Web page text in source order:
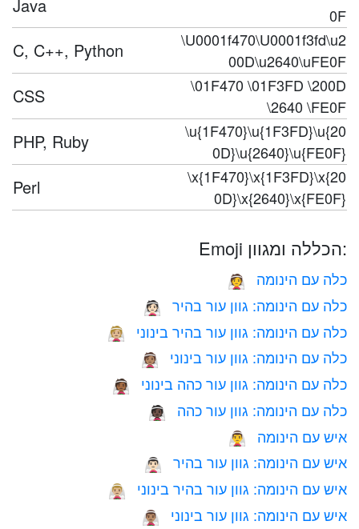
Java
0F
C, C++, Python
\U0001f470\U0001f3fd\u2
00D\u2640\uFE0F
CSS
\01F470 \01F3FD \200D
\2640 \FE0F
PHP, Ruby
\u{1F470}\u{1F3FD}\u{20
0D}\u{2640}\u{FE0F}
Perl
\x{1F470}\x{1F3FD}\x{20
0D}\x{2640}\x{FE0F}
Emoji הכללה ומגוון:
👰 כלה עם הינומה
👰🏻 כלה עם הינומה: גוון עור בהיר
👰🏼 כלה עם הינומה: גוון עור בהיר בינוני
👰🏽 כלה עם הינומה: גוון עור בינוני
👰🏾 כלה עם הינומה: גוון עור כהה בינוני
👰🏿 כלה עם הינומה: גוון עור כהה
👰‍♂️ איש עם הינומה
👰🏻‍♂️ איש עם הינומה: גוון עור בהיר
👰🏼‍♂️ איש עם הינומה: גוון עור בהיר בינוני
👰🏽‍♂️ איש עם הינומה: גוון עור בינוני